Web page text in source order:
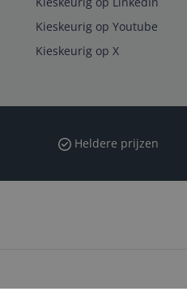
Kieskeurig op Youtube
Kieskeurig op X
Heldere prijzen